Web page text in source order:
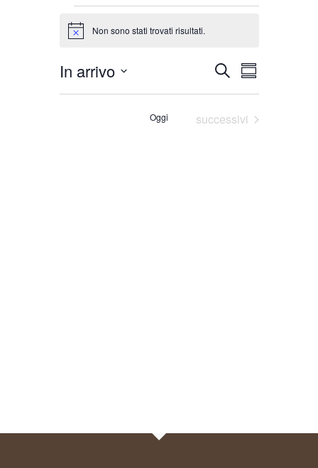
Eventi
Notice Non sono stati trovati risultati.
Eventi
Ricerca
e
Cerca Evento
Viste
Sommario
In arrivo
Oggi Eventi
successivi